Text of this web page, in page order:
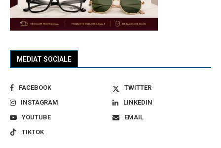
MEDIAT SOCIALE
FACEBOOK
TWITTER
INSTAGRAM
LINKEDIN
YOUTUBE
EMAIL
TIKTOK